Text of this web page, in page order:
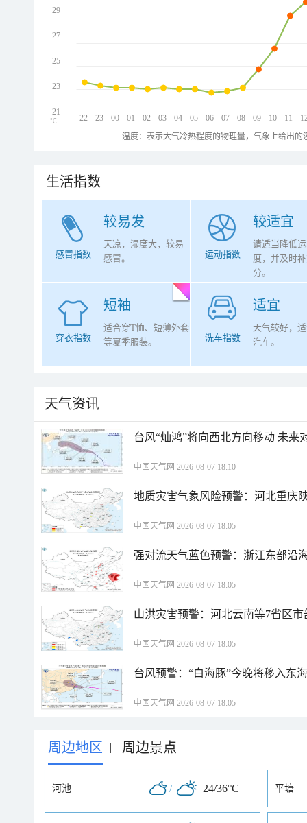
22 23 00 01 02 03 04 05 06 07 08 09 10 11
29
27
25
23
21
℃
温度：表示大气冷热程度的物理量，气象上给出
生活指数
较易发
感冒指数
天凉，湿度大，较易
感冒。
较适宜
运动指数
请适当降低
度，并及时
分。
短袖
穿衣指数
适合穿T恤、短薄外套
等夏季服装。
适宜
洗车指数
天气较好，
汽车。
天气资讯
台风“灿鸿”将向西北方向移动 未来
中国天气网 2026-08-07 18:10
地质灾害气象风险预警：河北重庆
中国天气网 2026-08-07 18:05
强对流天气蓝色预警：浙江东部沿
中国天气网 2026-08-07 18:05
山洪灾害预警：河北云南等7省区
中国天气网 2026-08-07 18:05
台风预警：“白海豚”今晚将移入东
中国天气网 2026-08-07 18:05
周边地区 | 周边景点
河池 / 24/36°C 平塘